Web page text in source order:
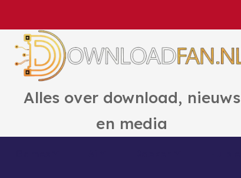
Alles over download, nieuws
en media